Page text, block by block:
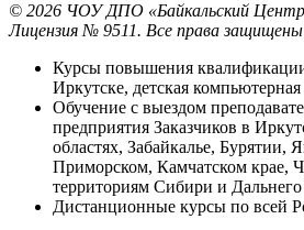
© 2026 ЧОУ ДПО «Байкальский Центр
Лицензия № 9511. Все права
Курсы повышения
Иркутске, детская
Обучение с выездом
предприятия Заказчиков в
областях, Забайкалье, Бурятии,
Приморском, Камчатском крае,
территориям Сибири и Дальнего
Дистанционные курсы по всей